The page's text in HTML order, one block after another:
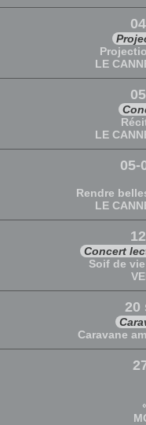
LE
LE
05-
Rendre
LE
Concert
Soif de
20
Caravane